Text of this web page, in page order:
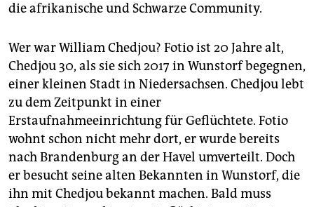
die afrikanische und Schwarze Community.
Wer war William Chedjou? Fotio ist 20 Jahre alt,
Chedjou 30, als sie sich 2017 in Wunstorf begegnen,
einer kleinen Stadt in Niedersachsen. Chedjou lebt
zu dem Zeitpunkt in einer
Erstaufnahmeeinrichtung für Geflüchtete. Fotio
wohnt schon nicht mehr dort, er wurde bereits
nach Brandenburg an der Havel umverteilt. Doch
er besucht seine alten Bekannten in Wunstorf, die
ihn mit Chedjou bekannt machen. Bald muss